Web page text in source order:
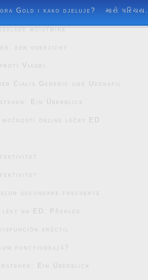
Gold i kako djeluje? મારો પરિચય.
mõistmine
een overzicht
Viagri
Cialis Generic und Udenafil
Ein Überblick
možností online léčby ED
secundare frecvente
léky na ED: Přehled
eréctil
funcționează?
Ein Überblick